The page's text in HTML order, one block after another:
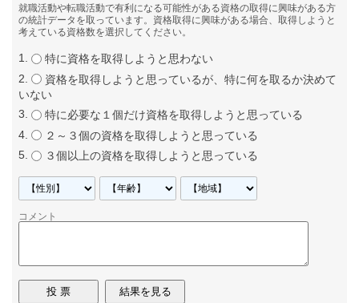
就職活動や転職活動で有利になる可能性がある資格の取得に興味がある方
の統計データを取っています。資格取得に興味がある場合、取得しようと
考えている資格数を選択してください。
特に資格を取得しようと思わない
資格を取得しようと思っているが、特に何を取るか決めて
いない
特に必要な１個だけ資格を取得しようと思っている
２～３個の資格を取得しようと思っている
３個以上の資格を取得しようと思っている
コメント